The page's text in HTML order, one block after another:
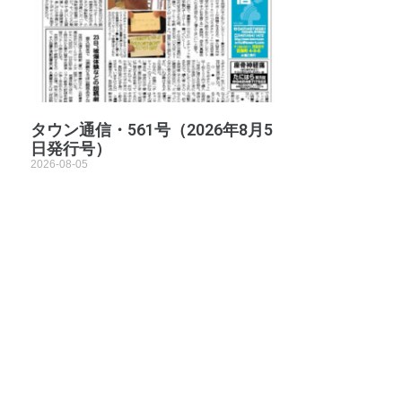
タウン通信・561号（2026年8月5
日発行号）
2026-08-05